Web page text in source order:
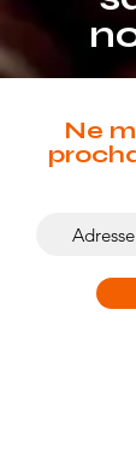
Ne